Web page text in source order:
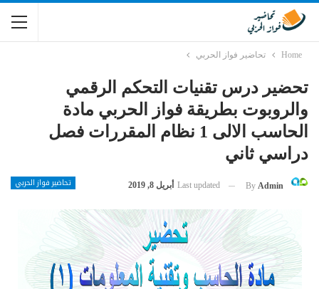
Home تحاضير فواز الحربي
تحضير درس تقنيات التحكم الرقمي
والروبوت بطريقة فواز الحربي مادة
الحاسب الالى 1 نظام المقررات فصل
دراسي ثاني
تحاضير فواز الحربي By Admin
Last updated أبريل 8, 2019